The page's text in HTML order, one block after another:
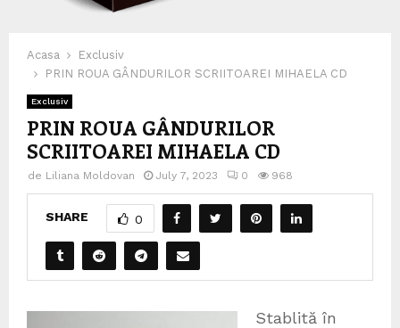
Acasa
Exclusiv
PRIN ROUA GÂNDURILOR SCRIITOAREI MIHAELA CD
Exclusiv
PRIN ROUA GÂNDURILOR
SCRIITOAREI MIHAELA CD
de Liliana Moldovan July 7, 2023 0 968
SHARE 0
Stablită în